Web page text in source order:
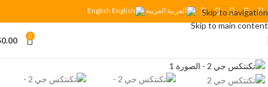
Skip to navigation
Skip to main content
العربية English
0
0.00